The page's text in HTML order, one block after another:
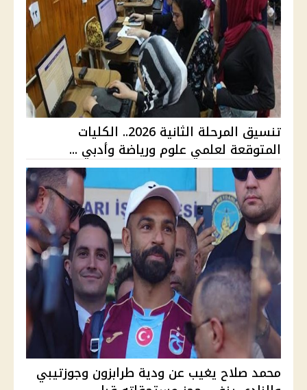
تنسيق المرحلة الثانية 2026.. الكليات
المتوقعة لعلمي علوم ورياضة وأدبي ...
محمد صلاح يغيب عن ودية طرابزون وجوزتيبي